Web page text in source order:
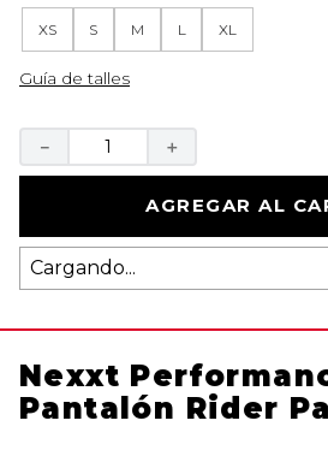
XS S M L XL
Guía de talles
＋
－
AGREGAR AL
Cargando...
Nexxt
Pantalón Rider